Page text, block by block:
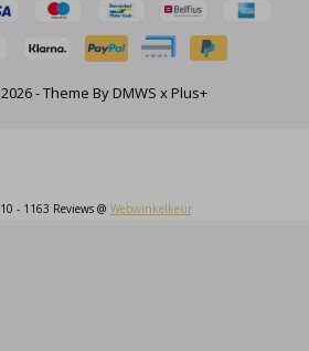
2026- Theme ByDMWS x Plus+
10 - 1163 Reviews @ Webwinkelkeur